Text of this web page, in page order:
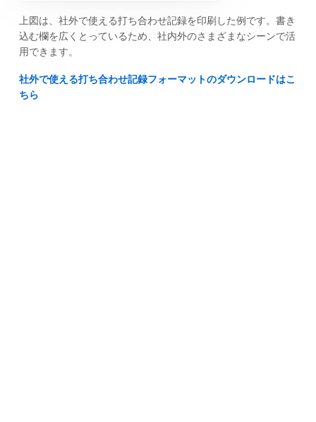
上図は、社外で使える打ち合わせ記録を印刷した例です。書き
込む欄を広くとっているため、社内外のさまざまなシーンで活
用できます。
社外で使える打ち合わせ記録フォーマットのダウンロードはこ
ちら